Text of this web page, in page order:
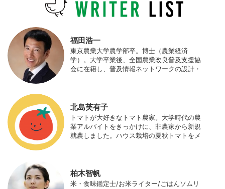
福田浩一
東京農業大学農学部卒。博士（農業経済
学）。大学卒業後、全国農業改良普及支援協
会に在籍し、普及情報ネットワークの設計・
の実証試験や農産物輸出などに関わった。主
にスマート農業の実証試験やコンサルなどに
携わっている。 HP：http://www.ijas.co.jp/
北島芙有子
トマトが大好きなトマト農家。大学時代の農
業アルバイトをきっかけに、非農家から新規
就農しました。ハウス栽培の夏秋トマトをメ
柏木智帆
米・食味鑑定士/お米ライター/ごはんソムリ